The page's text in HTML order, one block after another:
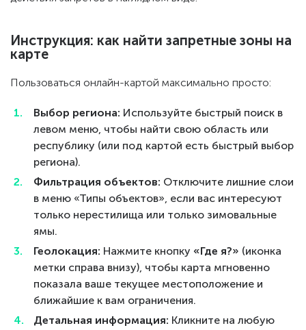
Инструкция: как найти запретные зоны на
карте
Пользоваться онлайн-картой максимально просто:
Выбор региона: Используйте быстрый поиск в
левом меню, чтобы найти свою область или
республику (или под картой есть быстрый выбор
региона).
Фильтрация объектов: Отключите лишние слои
в меню «Типы объектов», если вас интересуют
только нерестилища или только зимовальные
ямы.
Геолокация: Нажмите кнопку «Где я?» (иконка
метки справа внизу), чтобы карта мгновенно
показала ваше текущее местоположение и
ближайшие к вам ограничения.
Детальная информация: Кликните на любую